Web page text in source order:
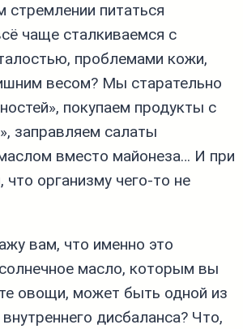
стремлении питаться
чаще сталкиваемся с
проблемами кожи,
весом? Мы старательно
покупаем продукты с
заправляем салаты
вместо майонеза… И при
что организму чего‑то не
вам, что именно это
масло, которым вы
овощи, может быть одной из
дисбаланса? Что,